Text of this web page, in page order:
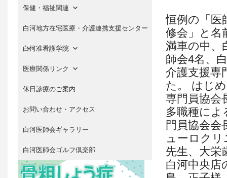
恒例の「医
修会」と名
満車の中、
師会4名、
介護支援専
た。 はじ
専門員協会
多職種によ
門員協会
ューロク
先生、大栄
白河中央店
保健・福祉関連
白河地方在宅医療・介護連携支援センター
白河准看護学院
医療関係リンク
休日診療のご案内
お問い合わせ・アクセス
白河医師会ギャラリー
白河医師会ゴルフ倶楽部